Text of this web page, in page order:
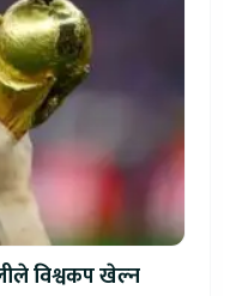
विश्वकप खेल्न